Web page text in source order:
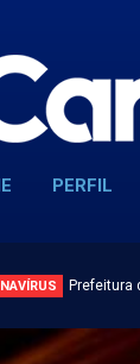
PERFIL
Prefeitura